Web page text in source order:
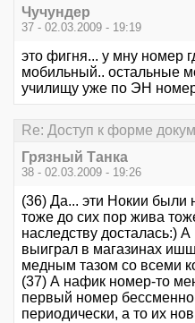
Чучундер
37 - 02.03.2009 - 19:19
это фигня... у мну номер
мобильный.. остальные
училищу уже по ЭН
Re: Доступ к форме
Грязный Танка
38 - 02.03.2009 - 19:26
(36) Да... эти Нокии
тоже до сих пор жива
наследству досталась:)
выиграл в магазинах
медным тазом со всеми
(37) А нафик номер-то
первый номер
периодически, а то их